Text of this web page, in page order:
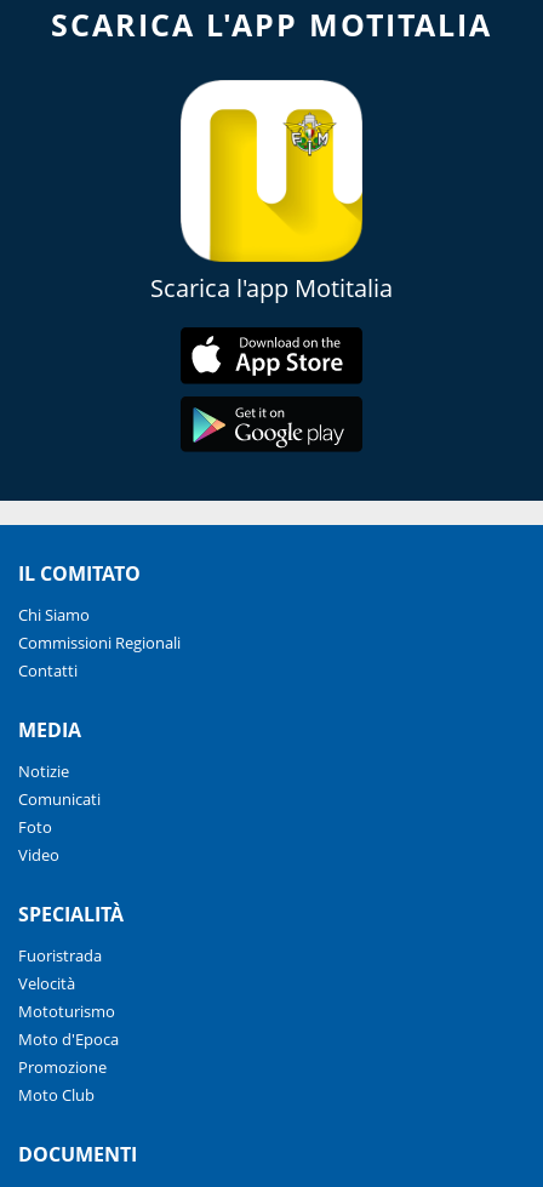
SCARICA L'APP MOTITALIA
Scarica l'app Motitalia
IL COMITATO
Chi Siamo
Commissioni Regionali
Contatti
MEDIA
Notizie
Comunicati
Foto
Video
SPECIALITÀ
Fuoristrada
Velocità
Mototurismo
Moto d'Epoca
Promozione
Moto Club
DOCUMENTI